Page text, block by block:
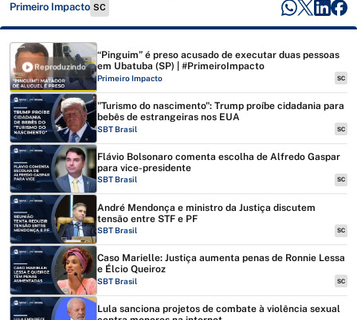
Primeiro Impacto SC
Reproduzindo
“Pinguim” é preso acusado de executar duas pessoas
em Ubatuba (SP) | #PrimeiroImpacto
Primeiro Impacto SC
"Turismo do nascimento": Trump proíbe cidadania para
bebês de estrangeiras nos EUA
SBT Brasil SC
Flávio Bolsonaro comenta escolha de Alfredo Gaspar
para vice-presidente
SBT Brasil SC
André Mendonça e ministro da Justiça discutem
tensão entre STF e PF
SBT Brasil SC
Caso Marielle: Justiça aumenta penas de Ronnie Lessa
e Élcio Queiroz
SBT Brasil SC
Lula sanciona projetos de combate à violência sexual